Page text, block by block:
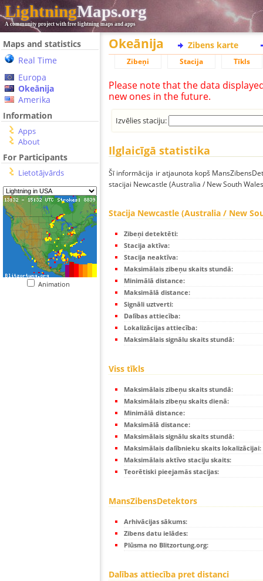
LightningMaps.org
A community project with free lightning maps and apps
Maps and statistics
Real Time
Europa
Okeānija
Amerika
Information
Apps
About
For Participants
Lietotājvārds
Animation
Okeānija Zibens karte
Zibeņi Stacija Tīkls
Please note that the data
new ones in the future.
Izvēlies staciju:
Ilglaicīgā statistika
Šī informācija ir atjaunota kopš
stacijai Newcastle (Australia / New South
Stacija Newcastle (Australia / New
Zibeņi detektēti:
Stacija aktīva:
Stacija neaktīva:
Maksimālais zibeņu skaits stundā:
Minimālā distance:
Maksimālā distance:
Signāli uztverti:
Dalības attiecība:
Lokalizācijas attiecība:
Maksimālais signālu skaits stundā:
Viss tīkls
Maksimālais zibeņu skaits stundā:
Maksimālais zibeņu skaits dienā:
Minimālā distance:
Maksimālā distance:
Maksimālais signālu skaits stundā:
Maksimālais dalībnieku skaits lokalizācijai:
Maksimālais aktīvo staciju skaits:
Teorētiski pieejamās stacijas:
MansZibensDetektors
Arhivācijas sākums:
Zibens datu ielādes:
Plūsma no Blitzortung.org:
Dalības attiecība pret distanci